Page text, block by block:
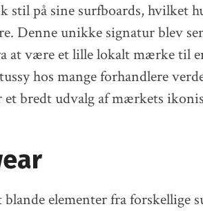
stil på sine surfboards, hvilket
Denne unikke signatur blev
at være et lille lokalt mærke til
hos mange forhandlere
et bredt udvalg af mærkets
elementer fra forskellige